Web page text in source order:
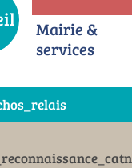
Mairie &
services